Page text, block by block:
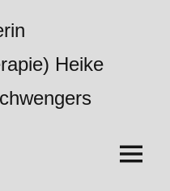
Heike
Menü